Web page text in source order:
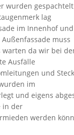
wurden
lag
im Innenhof
muss
warten da wir bei
Ausfälle
und
im
und eigens
in der
werden